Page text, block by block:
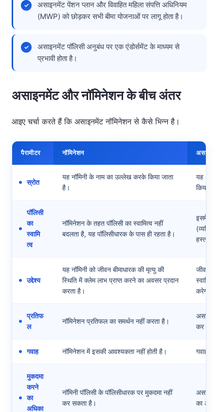
असाइनमेंट पेंशन प्लान और विवाहित महिला संपत्ति अधिनियम
(MWP) को छोड़कर सभी बीमा योजनाओं पर लागू होता है।
असाइनमेंट पॉलिसी अनुबंध पर एक एंडोर्समेंट के माध्यम से
प्रभावी होता है।
असाइनमेंट और नॉमिनेशन के बीच अंतर
आइए चर्चा करते हैं कि असाइनमेंट नॉमिनेशन से कैसे भिन्न है।
पैरामीटर नॉमिनेशन
स्रोत
यह नॉमिनी के नाम का उल्लेख करके किया जाता
है।
यह
किया
पॉलिसी
का
स्वामि
त्व
नॉमिनेशन के तहत पॉलिसी का स्वामित्व नहीं
बदलता है, यह पॉलिसीधारक के पास ही रहता है।
इसमें
(व्यक्ति/
उद्देश्य
यह नॉमिनी को जीवन बीमाधारक की मृत्यु की
स्थिति में क्लेम लाभ प्राप्त करने का अवसर प्रदान
करता है।
जीवन
करेगा।
प्रतिफ
ल
नॉमिनेशन प्रतिफल का समर्थन नहीं करता है।
कर
गवाह नॉमिनेशन में इसकी आवश्यकता नहीं होती है। गवाह के
मुकदमा
करने
का
अधिका
नॉमिनी पॉलिसी के पॉलिसीधारक पर मुकदमा नहीं
कर सकता है।
का